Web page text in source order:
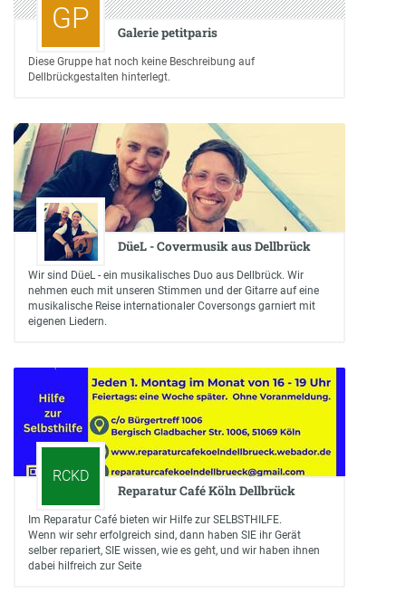
GP Galerie petitparis
Diese Gruppe hat noch keine Beschreibung auf
Dellbrückgestalten hinterlegt.
DüeL - Covermusik aus Dellbrück
Wir sind DüeL - ein musikalisches Duo aus Dellbrück. Wir
nehmen euch mit unseren Stimmen und der Gitarre auf eine
musikalische Reise internationaler Coversongs garniert mit
eigenen Liedern.
RCKD
Reparatur Café Köln Dellbrück
Im Reparatur Café bieten wir Hilfe zur SELBSTHILFE.
Wenn wir sehr erfolgreich sind, dann haben SIE ihr Gerät
selber repariert, SIE wissen, wie es geht, und wir haben ihnen
dabei hilfreich zur Seite